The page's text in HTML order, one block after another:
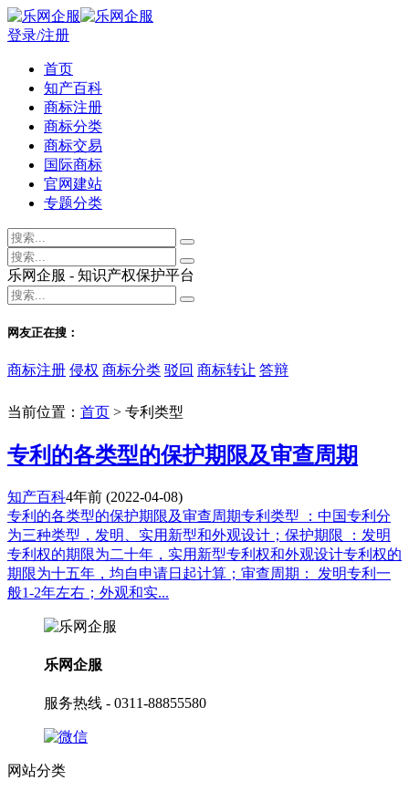
登录/注册
首页
知产百科
商标注册
商标分类
商标交易
国际商标
官网建站
专题分类
乐网企服 - 知识产权保护平台
网友正在搜：
商标注册 侵权 商标分类 驳回 商标转让 答辩
当前位置： 首页 > 专利类型
专利的各类型的保护期限及审查周期
知产百科4年前 (2022-04-08)
专利的各类型的保护期限及审查周期专利类型 ：中国专利分
为三种类型，发明、实用新型和外观设计；保护期限 ：发明
专利权的期限为二十年，实用新型专利权和外观设计专利权的
期限为十五年，均自申请日起计算；审查周期： 发明专利一
般1-2年左右；外观和实...
乐网企服
服务热线 - 0311-88855580
网站分类